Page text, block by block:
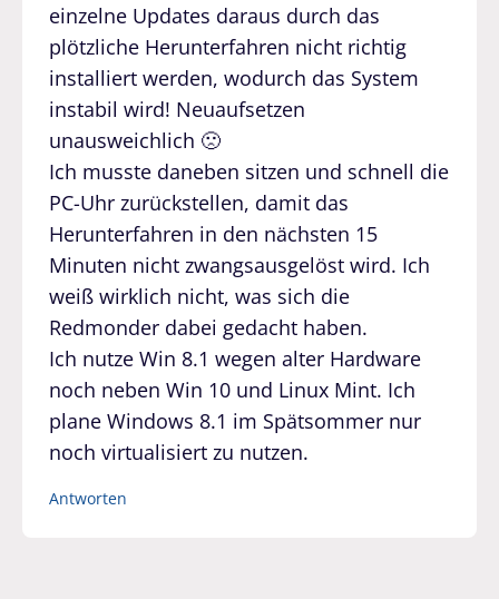
einzelne Updates daraus durch das
plötzliche Herunterfahren nicht richtig
installiert werden, wodurch das System
instabil wird! Neuaufsetzen
unausweichlich 🙁
Ich musste daneben sitzen und schnell die
PC-Uhr zurückstellen, damit das
Herunterfahren in den nächsten 15
Minuten nicht zwangsausgelöst wird. Ich
weiß wirklich nicht, was sich die
Redmonder dabei gedacht haben.
Ich nutze Win 8.1 wegen alter Hardware
noch neben Win 10 und Linux Mint. Ich
plane Windows 8.1 im Spätsommer nur
noch virtualisiert zu nutzen.
Antworten